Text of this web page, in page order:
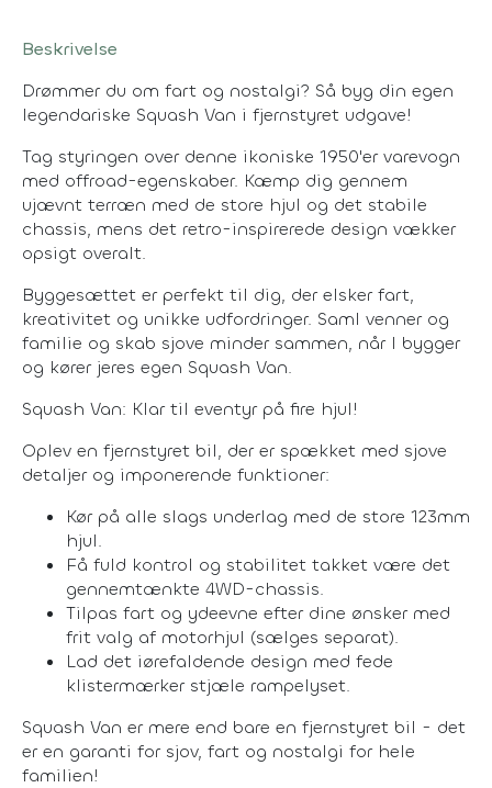
Beskrivelse
Drømmer du om fart og nostalgi? Så byg din egen
legendariske Squash Van i fjernstyret udgave!
Tag styringen over denne ikoniske 1950'er varevogn
med offroad-egenskaber. Kæmp dig gennem
ujævnt terræn med de store hjul og det stabile
chassis, mens det retro-inspirerede design vækker
opsigt overalt.
Byggesættet er perfekt til dig, der elsker fart,
kreativitet og unikke udfordringer. Saml venner og
familie og skab sjove minder sammen, når I bygger
og kører jeres egen Squash Van.
Squash Van: Klar til eventyr på fire hjul!
Oplev en fjernstyret bil, der er spækket med sjove
detaljer og imponerende funktioner:
Kør på alle slags underlag med de store 123mm
hjul.
Få fuld kontrol og stabilitet takket være det
gennemtænkte 4WD-chassis.
Tilpas fart og ydeevne efter dine ønsker med
frit valg af motorhjul (sælges separat).
Lad det iørefaldende design med fede
klistermærker stjæle rampelyset.
Squash Van er mere end bare en fjernstyret bil - det
er en garanti for sjov, fart og nostalgi for hele
familien!